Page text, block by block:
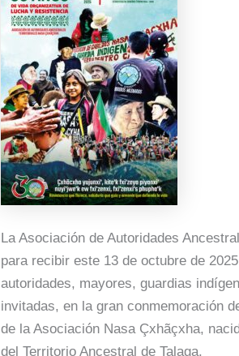
La Asociación de Autoridades
para recibir este 13 de octubre de
autoridades, mayores, guardias
invitadas, en la gran conmemoración
de la Asociación Nasa Çxhãçxha,
del Territorio Ancestral de Talaga.